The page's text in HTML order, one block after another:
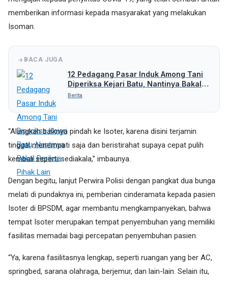
memberikan informasi kepada masyarakat yang melakukan
Isoman.
BACA JUGA
12 Pedagang Pasar Induk Among Tani
Diperiksa Kejari Batu, Nantinya Bakal
Periksa Pihak Lain
Berita
“Alangkah baiknya pindah ke Isoter, karena disini terjamin
tinggal menempati saja dan beristirahat supaya cepat pulih
kembali seperti sediakala,” imbaunya.
Dengan begitu, lanjut Perwira Polisi dengan pangkat dua bunga
melati di pundaknya ini, pemberian cinderamata kepada pasien
Isoter di BPSDM, agar membantu mengkampanyekan, bahwa
tempat Isoter merupakan tempat penyembuhan yang memiliki
fasilitas memadai bagi percepatan penyembuhan pasien.
“Ya, karena fasilitasnya lengkap, seperti ruangan yang ber AC,
springbed, sarana olahraga, berjemur, dan lain-lain. Selain itu,